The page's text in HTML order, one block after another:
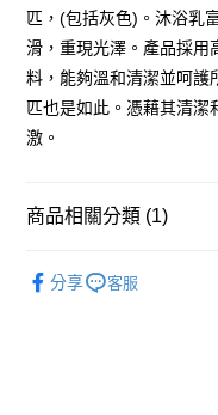
運送方式
全家取貨付款
每筆NT$60，滿NT$599(
每筆NT$60，滿NT$599(
每筆NT$60，滿NT$599(
匹，(包括灰色)。沐浴乳
滑，重現光澤。產品採用
料，能夠溫和清潔並呵護
匹也是如此。憑藉其清潔
激。
商品相關分類 (1)
分享
客服